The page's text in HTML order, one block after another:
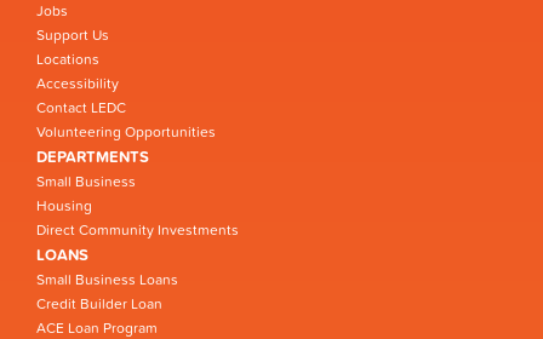
Jobs
Support Us
Locations
Accessibility
Contact LEDC
Volunteering Opportunities
DEPARTMENTS
Small Business
Housing
Direct Community Investments
LOANS
Small Business Loans
Credit Builder Loan
ACE Loan Program